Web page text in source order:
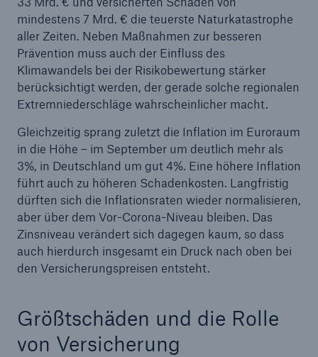
mindestens 7 Mrd. € die teuerste Naturkatastrophe
aller Zeiten. Neben Maßnahmen zur besseren
Prävention muss auch der Einfluss des
Klimawandels bei der Risikobewertung stärker
berücksichtigt werden, der gerade solche regionalen
Extremniederschläge wahrscheinlicher macht.
Gleichzeitig sprang zuletzt die Inflation im Euroraum
in die Höhe – im September um deutlich mehr als
3%, in Deutschland um gut 4%. Eine höhere Inflation
führt auch zu höheren Schadenkosten. Langfristig
dürften sich die Inflationsraten wieder normalisieren,
aber über dem Vor-Corona-Niveau bleiben. Das
Zinsniveau verändert sich dagegen kaum, so dass
auch hierdurch insgesamt ein Druck nach oben bei
den Versicherungspreisen entsteht.
Größtschäden und die Rolle
von Versicherung
50 %
Cyber
Geschätzte globale wirtschaftliche Kosten der
Internetkriminalität
600 bn
US Dollar im Jahr 2018